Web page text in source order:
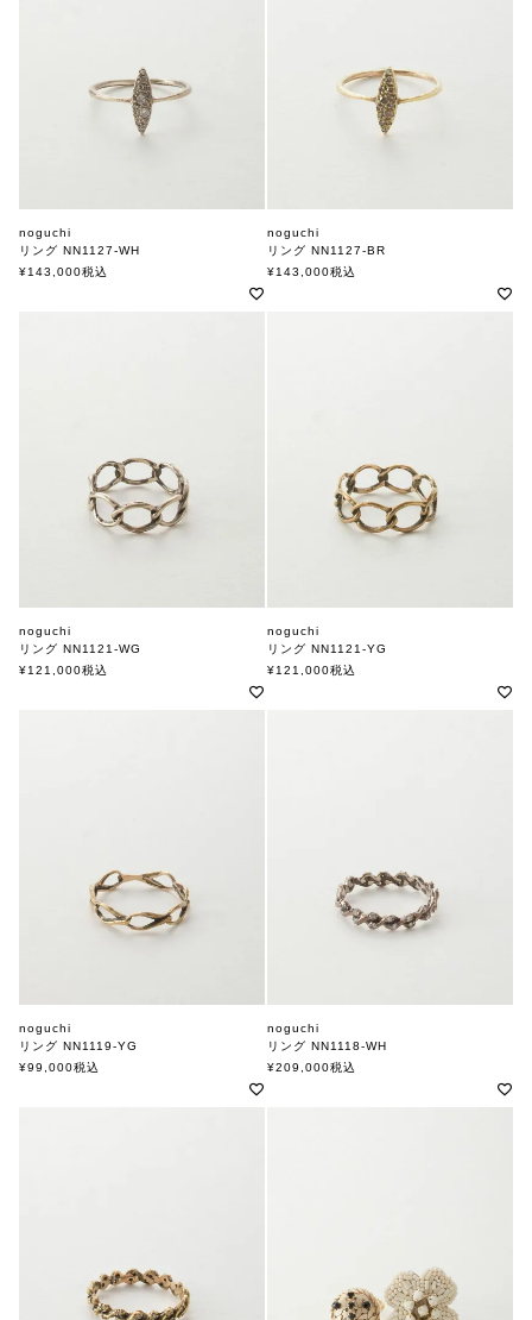
noguchi
リング NN1127-WH
ノグチ
¥143,000税込
noguchi
リング NN1127-BR
ノグチ
¥143,000税込
noguchi
リング NN1121-WG
ノグチ
¥121,000税込
noguchi
リング NN1121-YG
ノグチ
¥121,000税込
noguchi
リング NN1119-YG
ノグチ
¥99,000税込
noguchi
リング NN1118-WH
ノグチ
¥209,000税込